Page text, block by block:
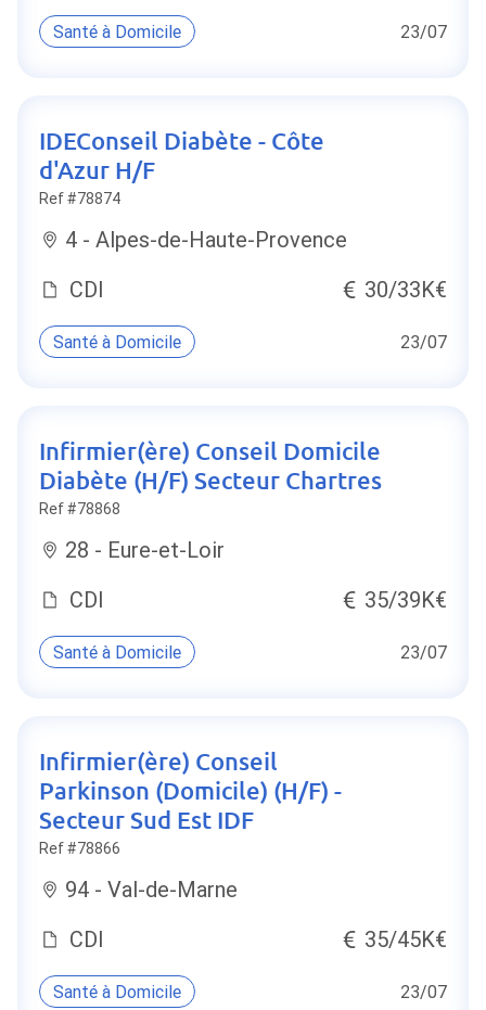
Santé à Domicile 23/07
IDEConseil Diabète - Côte
d'Azur H/F
Ref #78874
4 - Alpes-de-Haute-Provence
CDI
30/33K€
Santé à Domicile 23/07
Infirmier(ère) Conseil Domicile
Diabète (H/F) Secteur Chartres
Ref #78868
28 - Eure-et-Loir
CDI
35/39K€
Santé à Domicile 23/07
Infirmier(ère) Conseil
Parkinson (Domicile) (H/F) -
Secteur Sud Est IDF
Ref #78866
94 - Val-de-Marne
CDI
35/45K€
Santé à Domicile 23/07